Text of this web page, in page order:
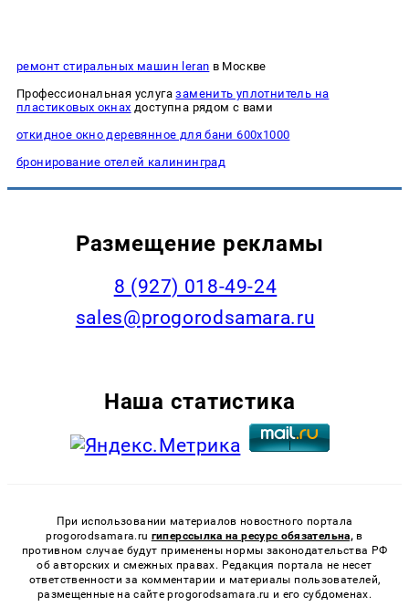
ремонт стиральных машин leran в Москве
Профессиональная услугазаменить уплотнитель на
пластиковых окнах доступна рядом с вами
откидное окно деревянное для бани 600х1000
бронирование отелей калининград
Размещение рекламы
8 (927) 018-49-24
sales@progorodsamara.ru
Наша статистика
При использовании материалов новостного портала
progorodsamara.ru гиперссылка на ресурс обязательна, в
противном случае будут применены нормы законодательства РФ
об авторских и смежных правах. Редакция портала не несет
ответственности за комментарии и материалы пользователей,
размещенные на сайте progorodsamara.ru и его субдоменах.